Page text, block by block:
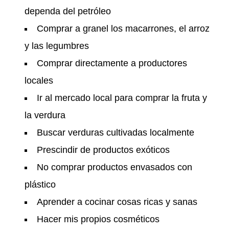
dependa del petróleo
Comprar a granel los macarrones, el arroz
y las legumbres
Comprar directamente a productores
locales
Ir al mercado local para comprar la fruta y
la verdura
Buscar verduras cultivadas localmente
Prescindir de productos exóticos
No comprar productos envasados con
plástico
Aprender a cocinar cosas ricas y sanas
Hacer mis propios cosméticos